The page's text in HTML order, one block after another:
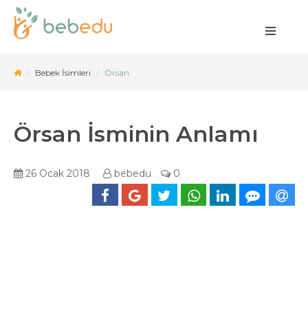
Bebek İsimleri Örsan
Örsan İsminin Anlamı
26 Ocak 2018 bebedu 0